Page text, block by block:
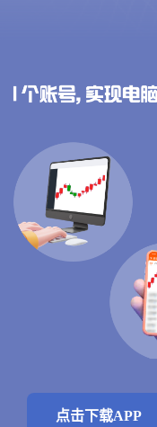
点击下载APP